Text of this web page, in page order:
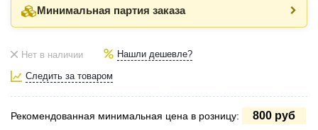
Минимальная партия заказа
Нет в наличии Нашли дешевле?
Следить за товаром
Рекомендованная минимальная цена в розницу: 800 руб